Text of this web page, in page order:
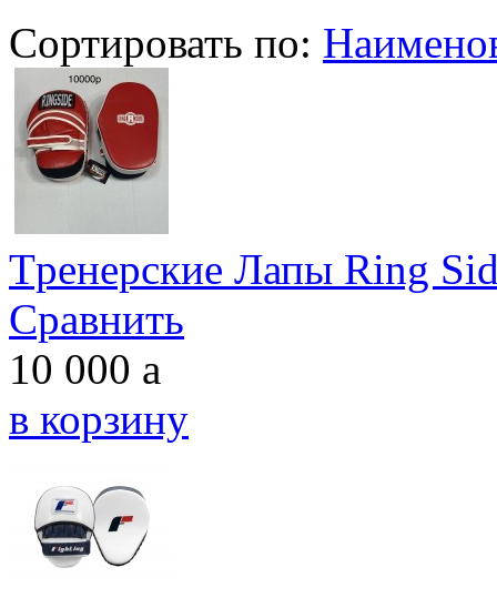
Сортировать по:
Tренерские Лапы Ring
Сравнить
10 000 a
в корзину